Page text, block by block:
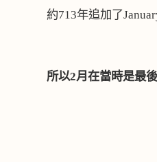
約713年追加了
所以2月在當時是最